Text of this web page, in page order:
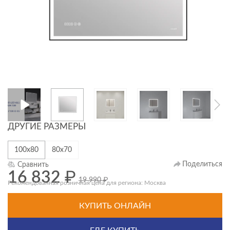
ДРУГИЕ РАЗМЕРЫ
100х80 80х70
Сравнить Поделиться
16 832₽ 19 990₽
Рекомендованная розничная цена для региона: Москва
КУПИТЬ ОНЛАЙН